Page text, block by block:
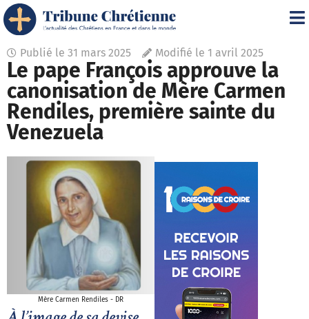
Publié le 31 mars 2025 Modifié le 1 avril 2025
Le pape François approuve la
canonisation de Mère Carmen
Rendiles, première sainte du
Venezuela
Mère Carmen Rendiles - DR